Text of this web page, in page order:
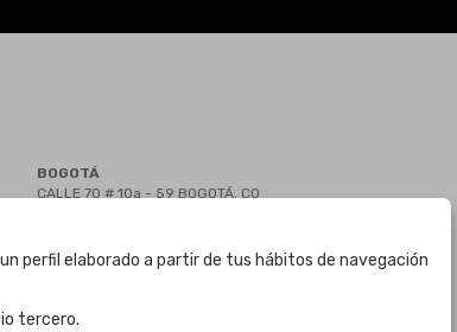
BOGOTÁ
CALLE 70 # 10a - 59 BOGOTÁ, CO
(+57) 301 271 1444
info@bogotaauctions.com
perfil elaborado a partir de tus hábitos de navegación
tercero.